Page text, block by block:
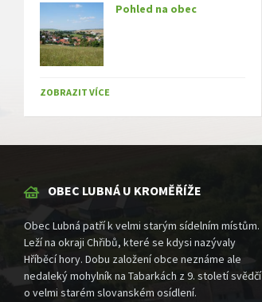
Pohled na obec
ZOBRAZIT VÍCE
OBEC LUBNÁ U KROMĚŘÍŽE
Obec Lubná patří k velmi starým sídelním místům.
Leží na okraji Chřibů, které se kdysi nazývaly
Hříběcí hory. Dobu založení obce neznáme ale
nedaleký mohylník na Tabarkách z 9. století svědčí
o velmi starém slovanském osídlení.